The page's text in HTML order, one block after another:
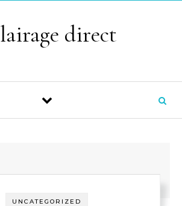
direct
UNCATEGORIZED